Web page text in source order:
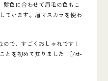
髪色に合わせて眉毛の色もこ
ています。眉マスカラを使わ
で、すごくおしゃれです！
とを初めて知りました！[/st-